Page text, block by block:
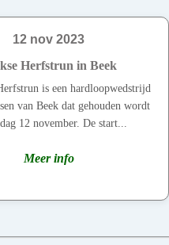
12 nov 2023
Herfstrun in Beek
is een hardloopwedstrijd
van Beek dat gehouden wordt
12 november. De start...
Meer info